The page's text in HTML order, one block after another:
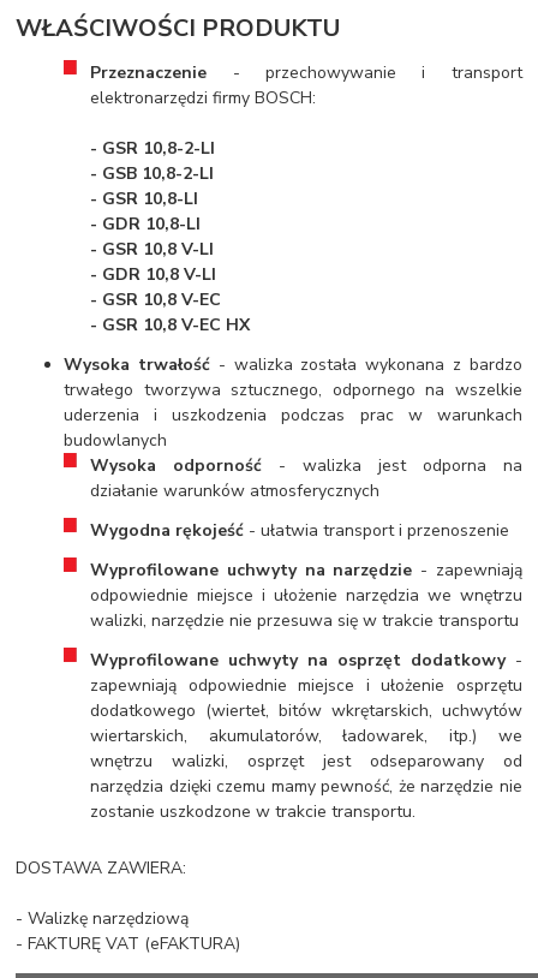
WŁAŚCIWOŚCI PRODUKTU
Przeznaczenie - przechowywanie i transport
elektronarzędzi firmy BOSCH:
- GSR 10,8-2-LI
- GSB 10,8-2-LI
- GSR 10,8-LI
- GDR 10,8-LI
- GSR 10,8 V-LI
- GDR 10,8 V-LI
- GSR 10,8 V-EC
- GSR 10,8 V-EC HX
Wysoka trwałość - walizka została wykonana z bardzo
trwałego tworzywa sztucznego, odpornego na wszelkie
uderzenia i uszkodzenia podczas prac w warunkach
budowlanych
Wysoka odporność - walizka jest odporna na
działanie warunków atmosferycznych
Wygodna rękojeść - ułatwia transport i przenoszenie
Wyprofilowane uchwyty na narzędzie - zapewniają
odpowiednie miejsce i ułożenie narzędzia we wnętrzu
walizki, narzędzie nie przesuwa się w trakcie transportu
Wyprofilowane uchwyty na osprzęt dodatkowy -
zapewniają odpowiednie miejsce i ułożenie osprzętu
dodatkowego (wierteł, bitów wkrętarskich, uchwytów
wiertarskich, akumulatorów, ładowarek, itp.) we
wnętrzu walizki, osprzęt jest odseparowany od
narzędzia dzięki czemu mamy pewność, że narzędzie nie
zostanie uszkodzone w trakcie transportu.
DOSTAWA ZAWIERA:
- Walizkę narzędziową
- FAKTURĘ VAT (eFAKTURA)